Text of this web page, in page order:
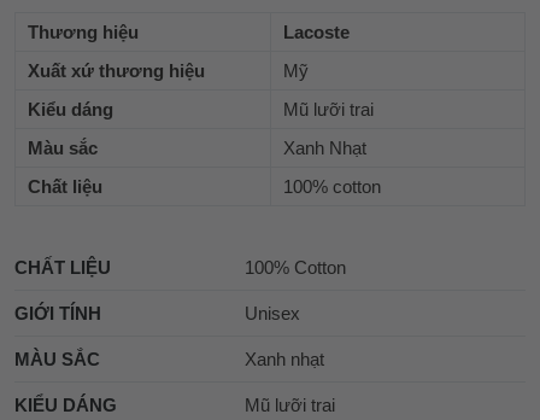
Thương hiệu
Lacoste
Xuất xứ thương hiệu
Mỹ
Kiểu dáng
Mũ lưỡi trai
Màu sắc
Xanh Nhạt
Chất liệu
100% cotton
CHẤT LIỆU 100% Cotton
GIỚI TÍNH Unisex
MÀU SẮC Xanh nhạt
KIỂU DÁNG Mũ lưỡi trai